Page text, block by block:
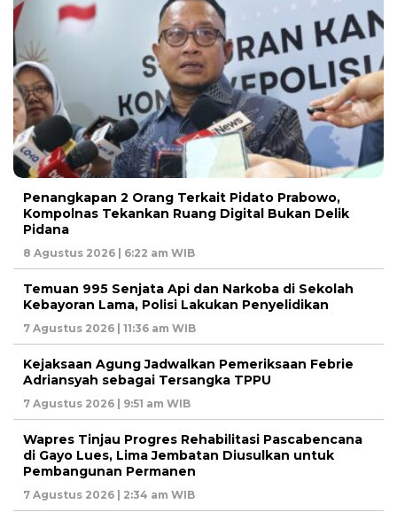
Penangkapan 2 Orang Terkait Pidato Prabowo,
Kompolnas Tekankan Ruang Digital Bukan Delik
Pidana
8 Agustus 2026 | 6:22 am WIB
Temuan 995 Senjata Api dan Narkoba di Sekolah
Kebayoran Lama, Polisi Lakukan Penyelidikan
7 Agustus 2026 | 11:36 am WIB
Kejaksaan Agung Jadwalkan Pemeriksaan Febrie
Adriansyah sebagai Tersangka TPPU
7 Agustus 2026 | 9:51 am WIB
Wapres Tinjau Progres Rehabilitasi Pascabencana
di Gayo Lues, Lima Jembatan Diusulkan untuk
Pembangunan Permanen
7 Agustus 2026 | 2:34 am WIB